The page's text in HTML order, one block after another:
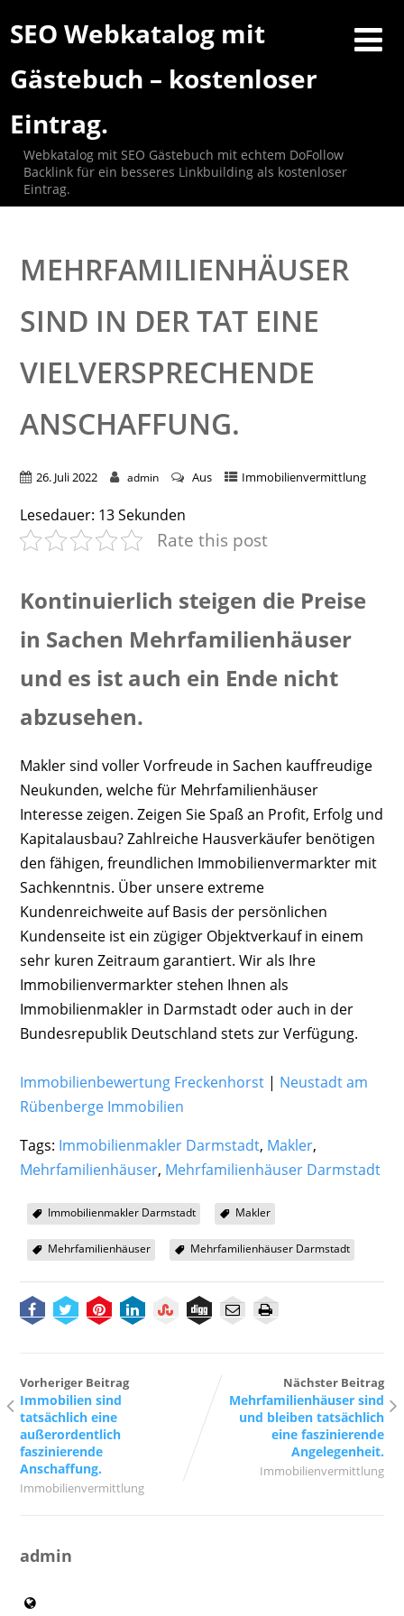
SEO Webkatalog mit
Gästebuch – kostenloser
Eintrag.
Webkatalog mit SEO Gästebuch mit echtem DoFollow
Backlink für ein besseres Linkbuilding als kostenloser
Eintrag.
MEHRFAMILIENHÄUSER
SIND IN DER TAT EINE
VIELVERSPRECHENDE
ANSCHAFFUNG.
26. Juli 2022 admin Aus Immobilienvermittlung
Lesedauer: 13Sekunden
Rate this post
Kontinuierlich steigen die Preise
in Sachen Mehrfamilienhäuser
und es ist auch ein Ende nicht
abzusehen.
Makler sind voller Vorfreude in Sachen kauffreudige
Neukunden, welche für Mehrfamilienhäuser
Interesse zeigen. Zeigen Sie Spaß an Profit, Erfolg und
Kapitalausbau? Zahlreiche Hausverkäufer benötigen
den fähigen, freundlichen Immobilienvermarkter mit
Sachkenntnis. Über unsere extreme
Kundenreichweite auf Basis der persönlichen
Kundenseite ist ein zügiger Objektverkauf in einem
sehr kuren Zeitraum garantiert. Wir als Ihre
Immobilienvermarkter stehen Ihnen als
Immobilienmakler in Darmstadt oder auch in der
Bundesrepublik Deutschland stets zur Verfügung.
Immobilienbewertung Freckenhorst| Neustadt am
Rübenberge Immobilien
Tags: Immobilienmakler Darmstadt, Makler,
Mehrfamilienhäuser, Mehrfamilienhäuser Darmstadt
Immobilienmakler Darmstadt Makler
Mehrfamilienhäuser Mehrfamilienhäuser Darmstadt
Vorheriger Beitrag
Immobilien sind
tatsächlich eine
außerordentlich
faszinierende
Anschaffung.
Immobilienvermittlung
Nächster Beitrag
Mehrfamilienhäuser sind
und bleiben tatsächlich
eine faszinierende
Angelegenheit.
Immobilienvermittlung
admin